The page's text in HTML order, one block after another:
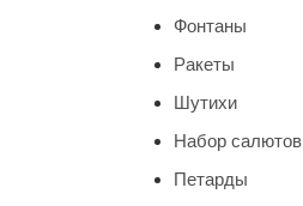
Фонтаны
Ракеты
Шутихи
Набор салютов
Петарды